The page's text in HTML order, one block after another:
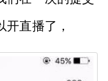
直播了，